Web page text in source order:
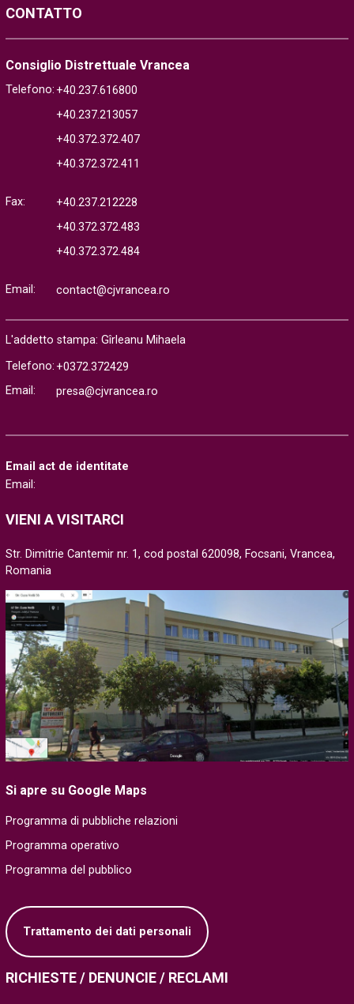
CONTATTO
Consiglio Distrettuale Vrancea
Telefono: +40.237.616800
+40.237.213057
+40.372.372.407
+40.372.372.411
Fax:
+40.237.212228
+40.372.372.483
+40.372.372.484
Email: contact@cjvrancea.ro
L'addetto stampa: Gîrleanu Mihaela
Telefono: +0372.372429
Email:
presa@cjvrancea.ro
Email act de identitate
Email:
VIENI A VISITARCI
Str. Dimitrie Cantemir nr. 1, cod postal 620098, Focsani, Vrancea,
Romania
Si apre su Google Maps
Programma di pubbliche relazioni
Programma operativo
Programma del pubblico
Trattamento dei dati personali
RICHIESTE / DENUNCIE / RECLAMI